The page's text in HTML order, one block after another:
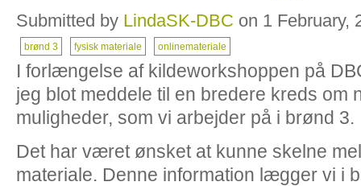
Submitted by LindaSK-DBC on 1 February,
brønd 3 fysisk materiale onlinemateriale
I forlængelse af kildeworkshoppen på
jeg blot meddele til en bredere kreds om
muligheder, som vi arbejder på i brønd 3.
Det har været ønsket at kunne skelne
materiale. Denne information lægger vi i